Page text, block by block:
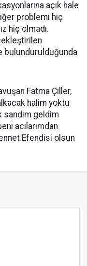
açık hale
problemi hiç
hiç olmadı.
bulundurulduğunda
Fatma Çiller,
halim yoktu
sandım geldim
acılarımdan
Efendisi olsun